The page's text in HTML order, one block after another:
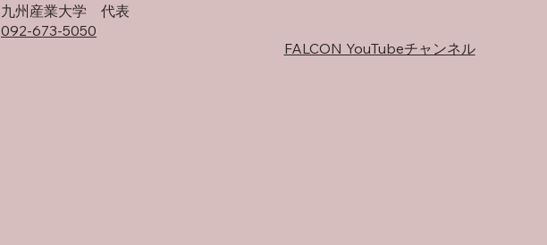
​九州産業大学 代表
092-673-5050
FALCON YouTubeチャンネル